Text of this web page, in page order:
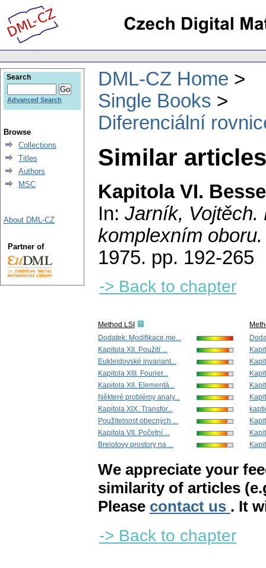
DML-CZ Home
Single Books
Diferenciální
Similar
Kapitola VI.
In: Jarník, Vojtěch.
komplexním
1975. pp. 192-265
-> Back to chapter
Method LSI
Dodatek: Modifikace me...
Kapitola XII. Použití ...
Eukleidovské invariant...
Kapitola XIII. Fourier...
Kapitola XII. Elementá...
Některé problémy analy...
Kapitola XIX. Transfor...
Použitelnost obecných ...
Kapitola VII. Početní ...
Brelotovy prostory na ...
We appreciate your
similarity of articles
Please contact us . It
-> Back to chapter
Search
Advanced Search
Browse
Collections
Titles
Authors
MSC
About DML-CZ
Partner of